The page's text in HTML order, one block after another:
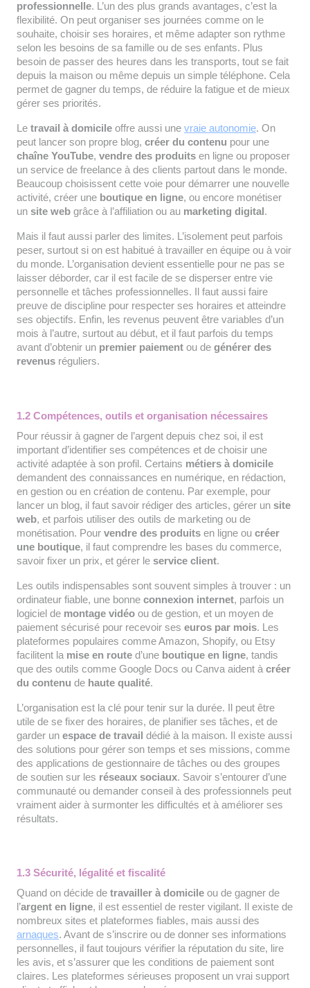
professionnelle. L’un des plus grands avantages, c’est la
flexibilité. On peut organiser ses journées comme on le
souhaite, choisir ses horaires, et même adapter son rythme
selon les besoins de sa famille ou de ses enfants. Plus
besoin de passer des heures dans les transports, tout se fait
depuis la maison ou même depuis un simple téléphone. Cela
permet de gagner du temps, de réduire la fatigue et de mieux
gérer ses priorités.
Le travail à domicile offre aussi une vraie autonomie. On
peut lancer son propre blog, créer du contenu pour une
chaîne YouTube, vendre des produits en ligne ou proposer
un service de freelance à des clients partout dans le monde.
Beaucoup choisissent cette voie pour démarrer une nouvelle
activité, créer une boutique en ligne, ou encore monétiser
un site web grâce à l’affiliation ou au marketing digital .
Mais il faut aussi parler des limites. L’isolement peut parfois
peser, surtout si on est habitué à travailler en équipe ou à voir
du monde. L’organisation devient essentielle pour ne pas se
laisser déborder, car il est facile de se disperser entre vie
personnelle et tâches professionnelles. Il faut aussi faire
preuve de discipline pour respecter ses horaires et atteindre
ses objectifs. Enfin, les revenus peuvent être variables d’un
mois à l’autre, surtout au début, et il faut parfois du temps
avant d’obtenir un premier paiement ou de générer des
revenus réguliers.
1.2 Compétences, outils et organisation nécessaires
Pour réussir à gagner de l’argent depuis chez soi, il est
important d’identifier ses compétences et de choisir une
activité adaptée à son profil. Certains métiers à domicile
demandent des connaissances en numérique, en rédaction,
en gestion ou en création de contenu. Par exemple, pour
lancer un blog, il faut savoir rédiger des articles, gérer un site
web, et parfois utiliser des outils de marketing ou de
monétisation. Pour vendre des produits en ligne ou créer
une boutique, il faut comprendre les bases du commerce,
savoir fixer un prix, et gérer le service client.
Les outils indispensables sont souvent simples à trouver : un
ordinateur fiable, une bonne connexion internet, parfois un
logiciel de montage vidéo ou de gestion, et un moyen de
paiement sécurisé pour recevoir ses euros par mois. Les
plateformes populaires comme Amazon, Shopify, ou Etsy
facilitent la mise en route d’une boutique en ligne, tandis
que des outils comme Google Docs ou Canva aident àcréer
du contenu de haute qualité.
L’organisation est la clé pour tenir sur la durée. Il peut être
utile de se fixer des horaires, de planifier ses tâches, et de
garder un espace de travail dédié à la maison. Il existe aussi
des solutions pour gérer son temps et ses missions, comme
des applications de gestionnaire de tâches ou des groupes
de soutien sur les réseaux sociaux. Savoir s’entourer d’une
communauté ou demander conseil à des professionnels peut
vraiment aider à surmonter les difficultés et à améliorer ses
résultats.
1.3 Sécurité, légalité et fiscalité
Quand on décide de travailler à domicile ou de gagner de
l’argent en ligne, il est essentiel de rester vigilant. Il existe de
nombreux sites et plateformes fiables, mais aussi des
arnaques. Avant de s’inscrire ou de donner ses informations
personnelles, il faut toujours vérifier la réputation du site, lire
les avis, et s’assurer que les conditions de paiement sont
claires. Les plateformes sérieuses proposent un vrai support